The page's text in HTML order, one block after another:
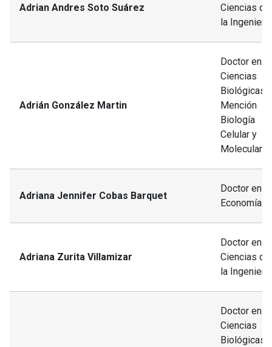
Adrian Andres Soto Suárez
Ciencias de
la Ingeniería
Adrián González Martin
Doctor en
Ciencias
Biológicas,
Mención
Biología
Celular y
Molecular
Adriana Jennifer Cobas Barquet
Doctor en
Economía
Adriana Zurita Villamizar
Doctor en
Ciencias de
la Ingeniería
Doctor en
Ciencias
Biológicas,